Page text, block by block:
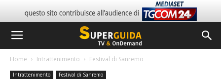
Home Intrattenimento Festival di Sanremo
Intrattenimento Festival di Sanremo